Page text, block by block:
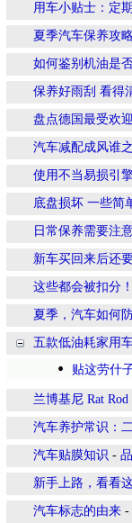
用车小贴士：定
夏季汽车保养攻
如何鉴别机油是
保养好雨刮 看得
盘点德国最受欢
汽车减配成风谁
使用不当易损引
底盘损坏 一些简
日常保养需要注
新车买回来后还
这些都会被扣分
夏季，汽车如何
五款低油耗家用
贴这劳什
兰博基尼 Rat Rod
汽车养护常识：
汽车贴膜知识 -
新手上路，看看
汽车标志的由来 -